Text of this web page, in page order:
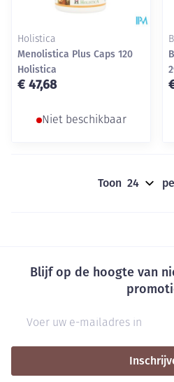
Holistica
Menolistica Plus Caps 120
Holistica
€ 47,68
Niet beschikbaar
Toon
Blijf op de hoogte van